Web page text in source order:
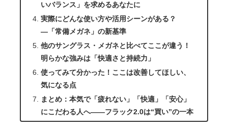
いバランス」を求めるあなたに
実際にどんな使い方や活用シーンがある？
―「常備メガネ」の新基準
他のサングラス・メガネと比べてここが違う！
明らかな強みは「快適さと持続力」
使ってみて分かった！ここは改善してほしい、
気になる点
まとめ：本気で「疲れない」「快適」「安心」
にこだわる人へ――フラック2.0は“買い”の一本